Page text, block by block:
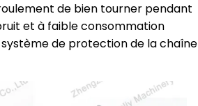
de bien tourner pendant
et à faible consommation
de protection de la chaîne